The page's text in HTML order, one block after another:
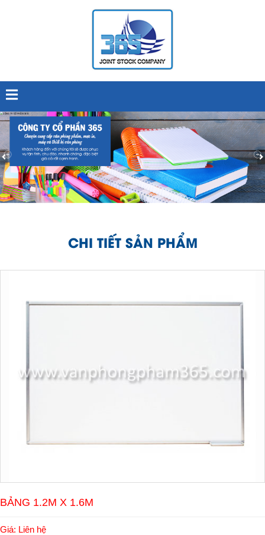
CHI TIẾT SẢN PHẨM
BẢNG 1.2M X 1.6M
Giá: Liên hệ